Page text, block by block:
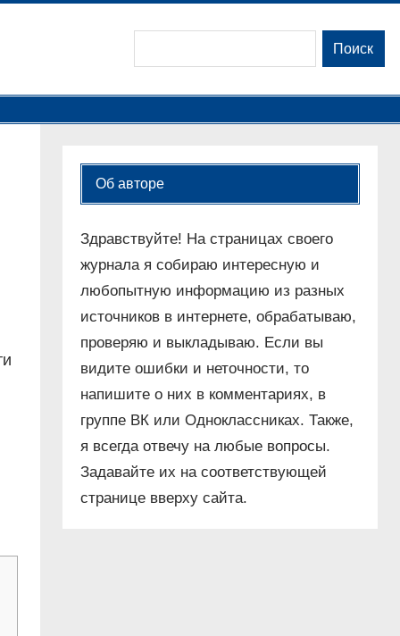
Поиск
Об авторе
Здравствуйте! На страницах своего
журнала я собираю интересную и
любопытную информацию из разных
источников в интернете, обрабатываю,
проверяю и выкладываю. Если вы
видите ошибки и неточности, то
напишите о них в комментариях, в
группе ВК или Одноклассниках. Также,
я всегда отвечу на любые вопросы.
Задавайте их на соответствующей
странице вверху сайта.